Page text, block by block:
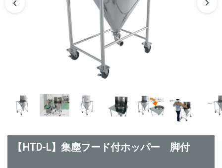
【HTD-L】集塵フード付ホッパー 脚付